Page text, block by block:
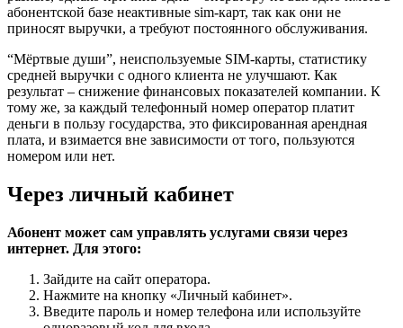
абонентской базе неактивные sim-карт, так как они не
приносят выручки, а требуют постоянного обслуживания.
“Мёртвые души”, неиспользуемые SIM-карты, статистику
средней выручки с одного клиента не улучшают. Как
результат – снижение финансовых показателей компании. К
тому же, за каждый телефонный номер оператор платит
деньги в пользу государства, это фиксированная арендная
плата, и взимается вне зависимости от того, пользуются
номером или нет.
Через личный кабинет
Абонент может сам управлять услугами связи через
интернет. Для этого:
Зайдите на сайт оператора.
Нажмите на кнопку «Личный кабинет».
Введите пароль и номер телефона или используйте